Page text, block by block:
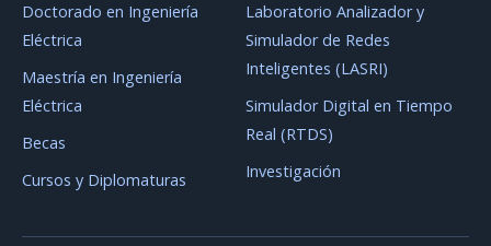
Doctorado en Ingeniería
Eléctrica
Maestría en Ingeniería
Eléctrica
Becas
Cursos y Diplomaturas
Laboratorio Analizador y
Simulador de Redes
Inteligentes (LASRI)
Simulador Digital en Tiempo
Real (RTDS)
Investigación